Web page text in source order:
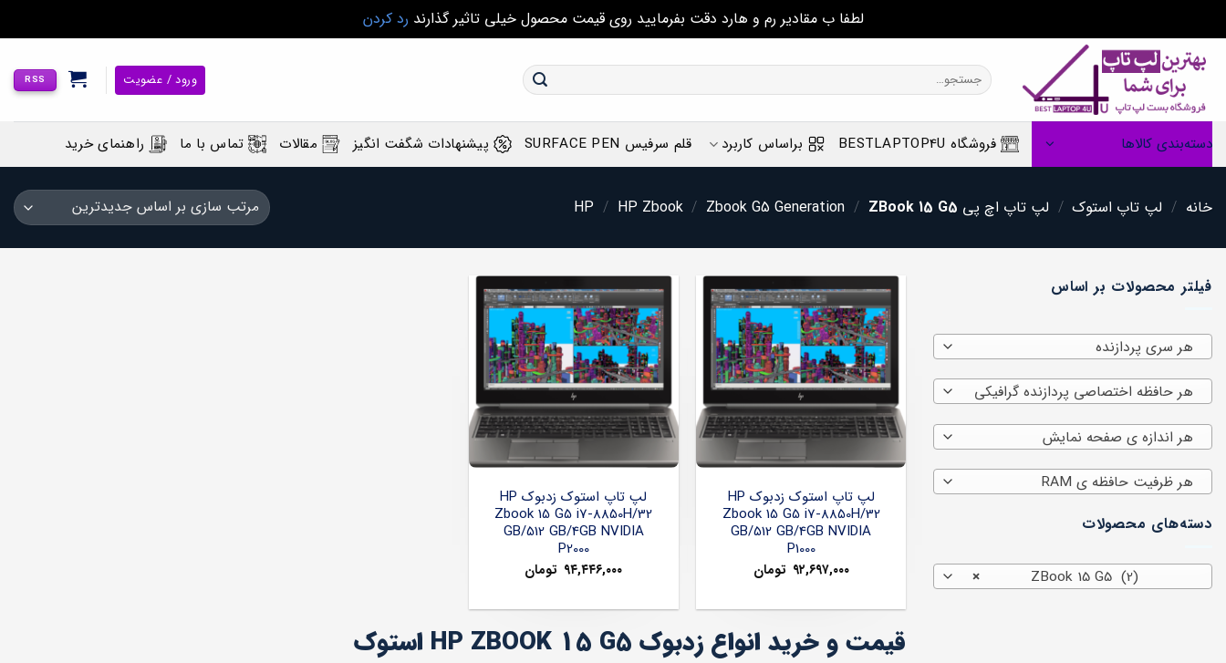
لطفا ب مقادیر رم و هارد دقت بفرمایید روی قیمت محصول خیلی تاثیر گذارند رد کردن
content
جستجو
برای:
ورود / عضویت RSS
دسته‌بندی کالاها فروشگاه BESTLAPTOP4U براساس کاربرد قلم سرفیس SURFACE PEN پیشنهادات شگفت انگیز مقالات تماس با ما راهنمای خرید
خانه / لپ تاپ استوک / لپ تاپ اچ پی HP / HP Zbook / Zbook G5 Generation / ZBook 15 G5
فیلتر محصولات بر اساس
هر سری پردازنده
هر حافظه اختصاصی پردازنده گرافیکی
هر اندازه ی صفحه نمایش
هر ظرفیت حافظه ی RAM
دسته‌های محصولات
×
لپ تاپ استوک زدبوک HP
Zbook 15 G5 i7-8850H/32
GB/512 GB/4GB NVIDIA
P1000
۹۲,۶۹۷,۰۰۰ تومان
لپ تاپ استوک زدبوک HP
Zbook 15 G5 i7-8850H/32
GB/512 GB/4GB NVIDIA
P2000
۹۴,۴۴۶,۰۰۰ تومان
قیمت و خرید انواع زدبوک HP ZBOOK 15 G5 استوک